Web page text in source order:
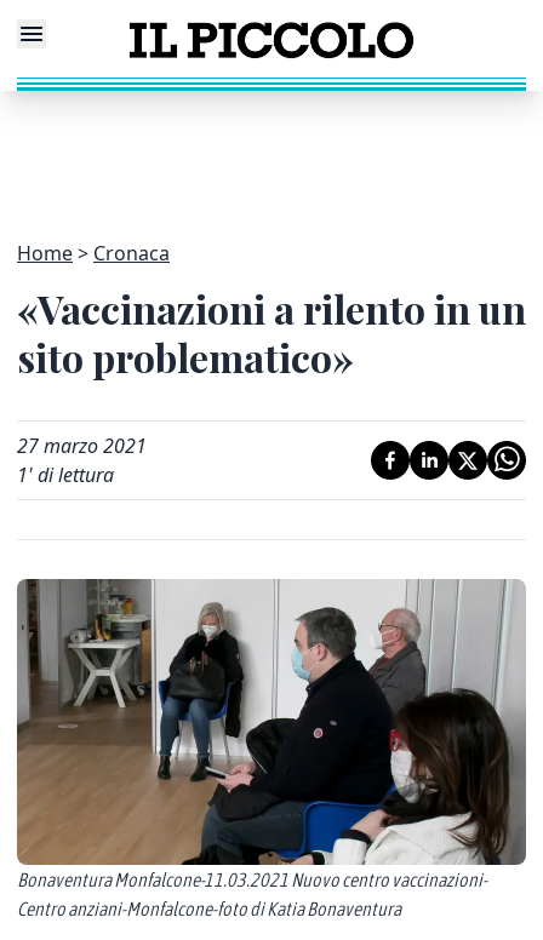
Home Cronaca
«Vaccinazioni a rilento in un
sito problematico»
27 marzo 2021
1' di lettura
Bonaventura Monfalcone-11.03.2021 Nuovo centro vaccinazioni-
Centro anziani-Monfalcone-foto di Katia Bonaventura